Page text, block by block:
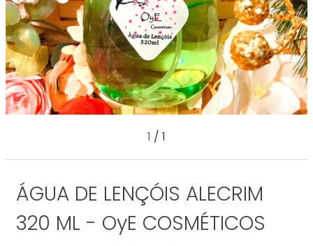
1 / 1
ÁGUA DE LENÇÓIS ALECRIM
320 ML - OyE COSMÉTICOS